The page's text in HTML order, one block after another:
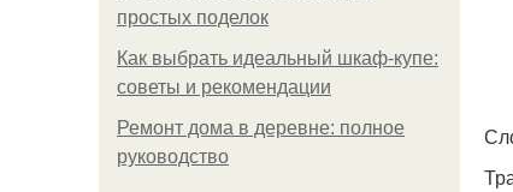
простых поделок
Как выбрать идеальный шкаф-купе:
советы и рекомендации
Ремонт дома в деревне: полное
руководство